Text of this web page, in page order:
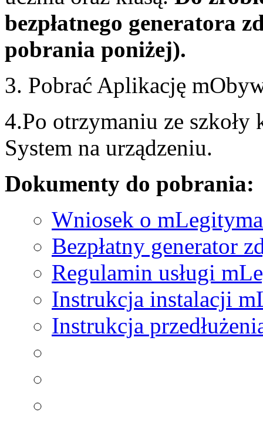
bezpłatnego generatora
pobrania poniżej).
3. Pobrać Aplikację
4.Po otrzymaniu ze
System na urządzeniu.
Dokumenty do pobrania:
Wniosek o
Bezpłatny generator
Regulamin usługi
Instrukcja instalacji
Instrukcja